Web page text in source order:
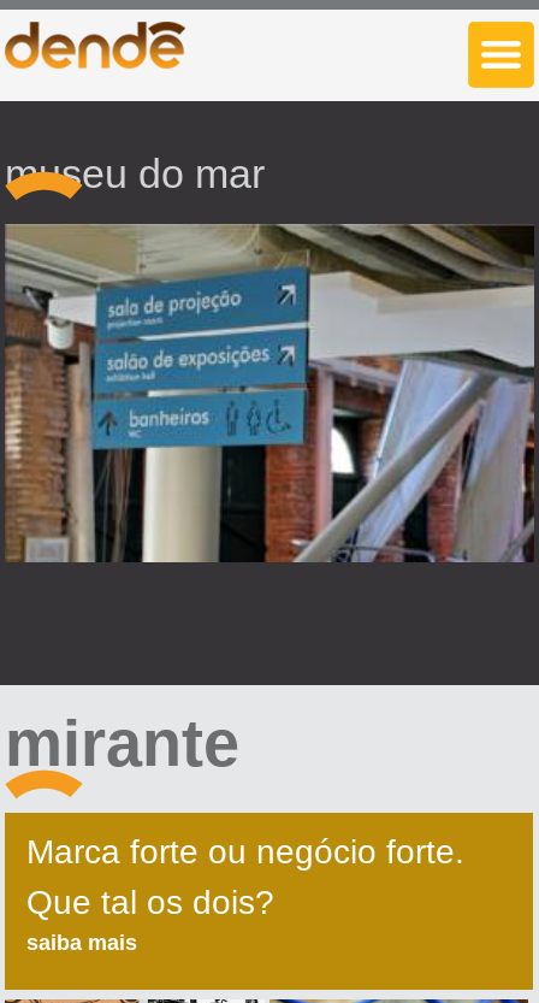
museu do mar
mirante
Marca forte ou negócio forte.
Que tal os dois?
saiba mais